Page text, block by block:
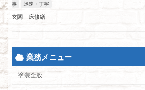
事
迅速・丁寧
玄関 床修繕
業務メニュー
塗装全般